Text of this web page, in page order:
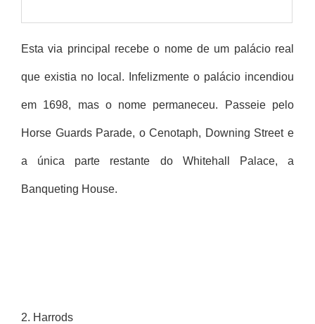
Esta via principal recebe o nome de um palácio real
que existia no local. Infelizmente o palácio incendiou
em 1698, mas o nome permaneceu. Passeie pelo
Horse Guards Parade, o Cenotaph, Downing Street e
a única parte restante do Whitehall Palace, a
Banqueting House.
2. Harrods